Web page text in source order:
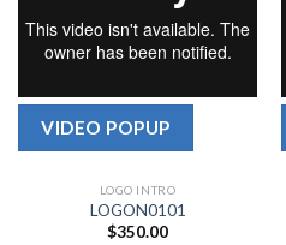
VIDEO POPUP
LOGO INTRO
LOGON0101
$350.00